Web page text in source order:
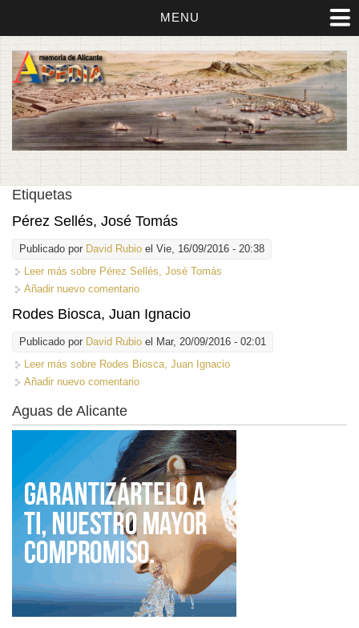
MENU
Etiquetas
Pérez Sellés, José Tomás
Publicado por David Rubio el Vie, 16/09/2016 - 20:38
Leer más sobre Pérez Sellés, José Tomás
Añadir nuevo comentario
Rodes Biosca, Juan Ignacio
Publicado por David Rubio el Mar, 20/09/2016 - 02:01
Leer más sobre Rodes Biosca, Juan Ignacio
Añadir nuevo comentario
Aguas de Alicante